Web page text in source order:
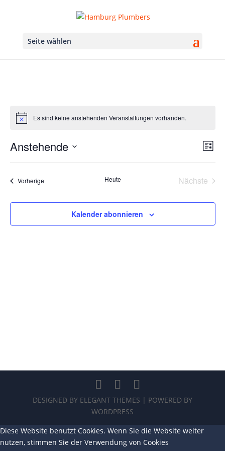
Seite wählen
Es sind keine anstehenden Veranstaltungen vorhanden.
Liste
Anstehende
VorherigeVeranstaltungen Heute
Nächste
Kalender abonnieren
DESIGNED BY ELEGANT THEMES | POWERED BY
WORDPRESS
Diese Website benutzt Cookies. Wenn Sie die Website weiter
nutzen, stimmen Sie der Verwendung von Cookies